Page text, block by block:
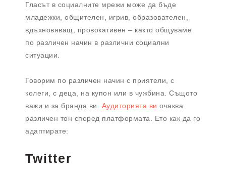
Гласът в социалните мрежи може да бъде
младежки, общителен, игрив, образователен,
вдъхновяващ, провокативен – както общуваме
по различен начин в различни социални
ситуации.
Говорим по различен начин с приятели, с
колеги, с деца, на купон или в чужбина. Същото
важи и за бранда ви. Аудиторията ви очаква
различен тон според платформата. Ето как да го
адаптирате:
Twitter